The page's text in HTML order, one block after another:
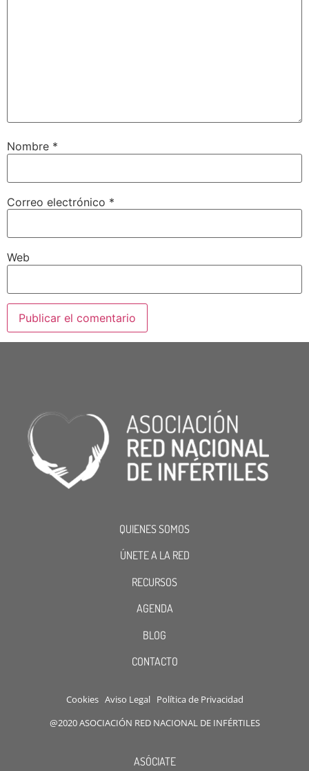
Nombre *
Correo electrónico *
Web
QUIENES SOMOS
ÚNETE A LA RED
RECURSOS
AGENDA
BLOG
CONTACTO
Cookies Aviso Legal Política de Privacidad
@2020 ASOCIACIÓN RED NACIONAL DE INFÉRTILES
ASÓCIATE